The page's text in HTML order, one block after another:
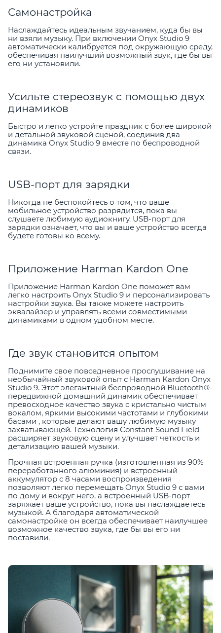
Самонастройка
Наслаждайтесь идеальным звучанием, куда бы вы
ни взяли музыку. При включении Onyx Studio 9
автоматически калибруется под окружающую среду,
обеспечивая наилучший возможный звук, где бы вы
его ни установили.
Усильте стереозвук с помощью двух
динамиков
Быстро и легко устройте праздник с более широкой
и детальной звуковой сценой, соединив два
динамика Onyx Studio 9 вместе по беспроводной
связи.
USB-порт для зарядки
Никогда не беспокойтесь о том, что ваше
мобильное устройство разрядится, пока вы
слушаете любимую аудиокнигу. USB-порт для
зарядки означает, что вы и ваше устройство всегда
будете готовы ко всему.
Приложение Harman Kardon One
Приложение Harman Kardon One поможет вам
легко настроить Onyx Studio 9 и персонализировать
настройки звука. Вы также можете настроить
эквалайзер и управлять всеми совместимыми
динамиками в одном удобном месте.
Где звук становится опытом
Поднимите свое повседневное прослушивание на
необычайный звуковой опыт с Harman Kardon Onyx
Studio 9. Этот элегантный беспроводной Bluetooth®-
передвижной домашний динамик обеспечивает
превосходное качество звука с кристально чистым
вокалом, яркими высокими частотами и глубокими
басами , которые делают вашу любимую музыку
захватывающей. Технология Constant Sound Field
расширяет звуковую сцену и улучшает четкость и
детализацию вашей музыки.
Прочная встроенная ручка (изготовленная из 90%
переработанного алюминия) и встроенный
аккумулятор с 8 часами воспроизведения
позволяют легко перемещать Onyx Studio 9 с вами
по дому и вокруг него, а встроенный USB-порт
заряжает ваше устройство, пока вы наслаждаетесь
музыкой. А благодаря автоматической
самонастройке он всегда обеспечивает наилучшее
возможное качество звука, где бы вы его ни
поставили.